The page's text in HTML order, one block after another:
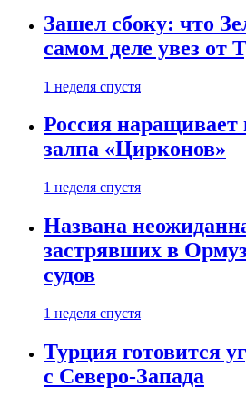
Зашел сбоку: что
самом деле увез от
1 неделя спустя
Россия
залпа «Цирконов»
1 неделя спустя
Названа
застрявших в
судов
1 неделя спустя
Турция готовится
с Северо-Запада